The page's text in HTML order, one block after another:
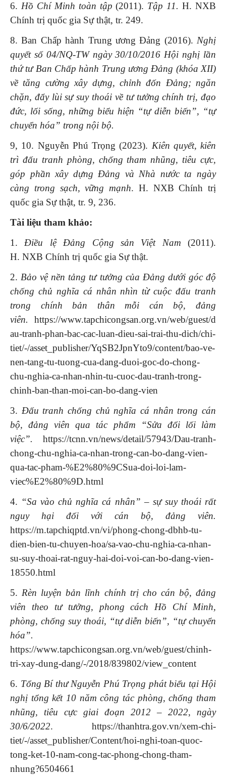
6. Hồ Chí Minh toàn tập (2011). Tập 11. H. NXB
Chính trị quốc gia Sự thật, tr. 249.
8. Ban Chấp hành Trung ương Đảng (2016). Nghị
quyết số 04/NQ-TW ngày 30/10/2016 Hội nghị lần
thứ tư Ban Chấp hành Trung ương Đảng (khóa XII)
về tăng cường xây dựng, chỉnh đốn Đảng; ngăn
chặn, đẩy lùi sự suy thoái về tư tưởng chính trị, đạo
đức, lối sống, những biểu hiện “tự diễn biến”, “tự
chuyển hóa” trong nội bộ.
9, 10. Nguyễn Phú Trọng (2023). Kiên quyết, kiên
trì đấu tranh phòng, chống tham nhũng, tiêu cực,
góp phần xây dựng Đảng và Nhà nước ta ngày
càng trong sạch, vững mạnh. H. NXB Chính trị
quốc gia Sự thật, tr. 9, 236.
Tài liệu tham khảo:
1.Điều lệ Đảng Cộng sản Việt Nam (2011).
H. NXB Chính trị quốc gia Sự thật.
2. Bảo vệ nền tảng tư tưởng của Đảng dưới góc độ
chống chủ nghĩa cá nhân nhìn từ cuộc đấu tranh
trong chính bản thân mỗi cán bộ, đảng
viên. https://www.tapchicongsan.org.vn/web/guest/d
au-tranh-phan-bac-cac-luan-dieu-sai-trai-thu-dich/chi-
tiet/-/asset_publisher/YqSB2JpnYto9/content/bao-ve-
nen-tang-tu-tuong-cua-dang-duoi-goc-do-chong-
chu-nghia-ca-nhan-nhin-tu-cuoc-dau-tranh-trong-
chinh-ban-than-moi-can-bo-dang-vien
3. Đấu tranh chống chủ nghĩa cá nhân trong cán
bộ, đảng viên qua tác phẩm “Sửa đổi lối làm
việc”. https://tcnn.vn/news/detail/57943/Dau-tranh-
chong-chu-nghia-ca-nhan-trong-can-bo-dang-vien-
qua-tac-pham-%E2%80%9CSua-doi-loi-lam-
viec%E2%80%9D.html
4. “Sa vào chủ nghĩa cá nhân” – sự suy thoái rất
nguy hại đối với cán bộ, đảng viên.
https://m.tapchiqptd.vn/vi/phong-chong-dbhb-tu-
dien-bien-tu-chuyen-hoa/sa-vao-chu-nghia-ca-nhan-
su-suy-thoai-rat-nguy-hai-doi-voi-can-bo-dang-vien-
18550.html
5. Rèn luyện bản lĩnh chính trị cho cán bộ, đảng
viên theo tư tưởng, phong cách Hồ Chí Minh,
phòng, chống suy thoái, “tự diễn biến”, “tự chuyển
hóa”.
https://www.tapchicongsan.org.vn/web/guest/chinh-
tri-xay-dung-dang/-/2018/839802/view_content
6. Tổng Bí thư Nguyễn Phú Trọng phát biểu tại Hội
nghị tổng kết 10 năm công tác phòng, chống tham
nhũng, tiêu cực giai đoạn 2012 – 2022, ngày
30/6/2022. https://thanhtra.gov.vn/xem-chi-
tiet/-/asset_publisher/Content/hoi-nghi-toan-quoc-
tong-ket-10-nam-cong-tac-phong-chong-tham-
nhung?6504661